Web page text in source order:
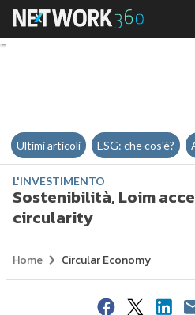
Ultimi articoli ESG: che cos'è?
L'INVESTIMENTO
Sostenibilità, Loim
circularity
Home Circular Economy